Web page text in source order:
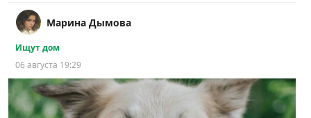
Марина Дымова
Ищут дом
06 августа 19:29